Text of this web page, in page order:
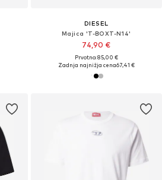
DIESEL
Majica 'T-BOXT-N14'
74,90 €
Prvotno: 85,00 €
Zadnja najnižja cena67,41 €